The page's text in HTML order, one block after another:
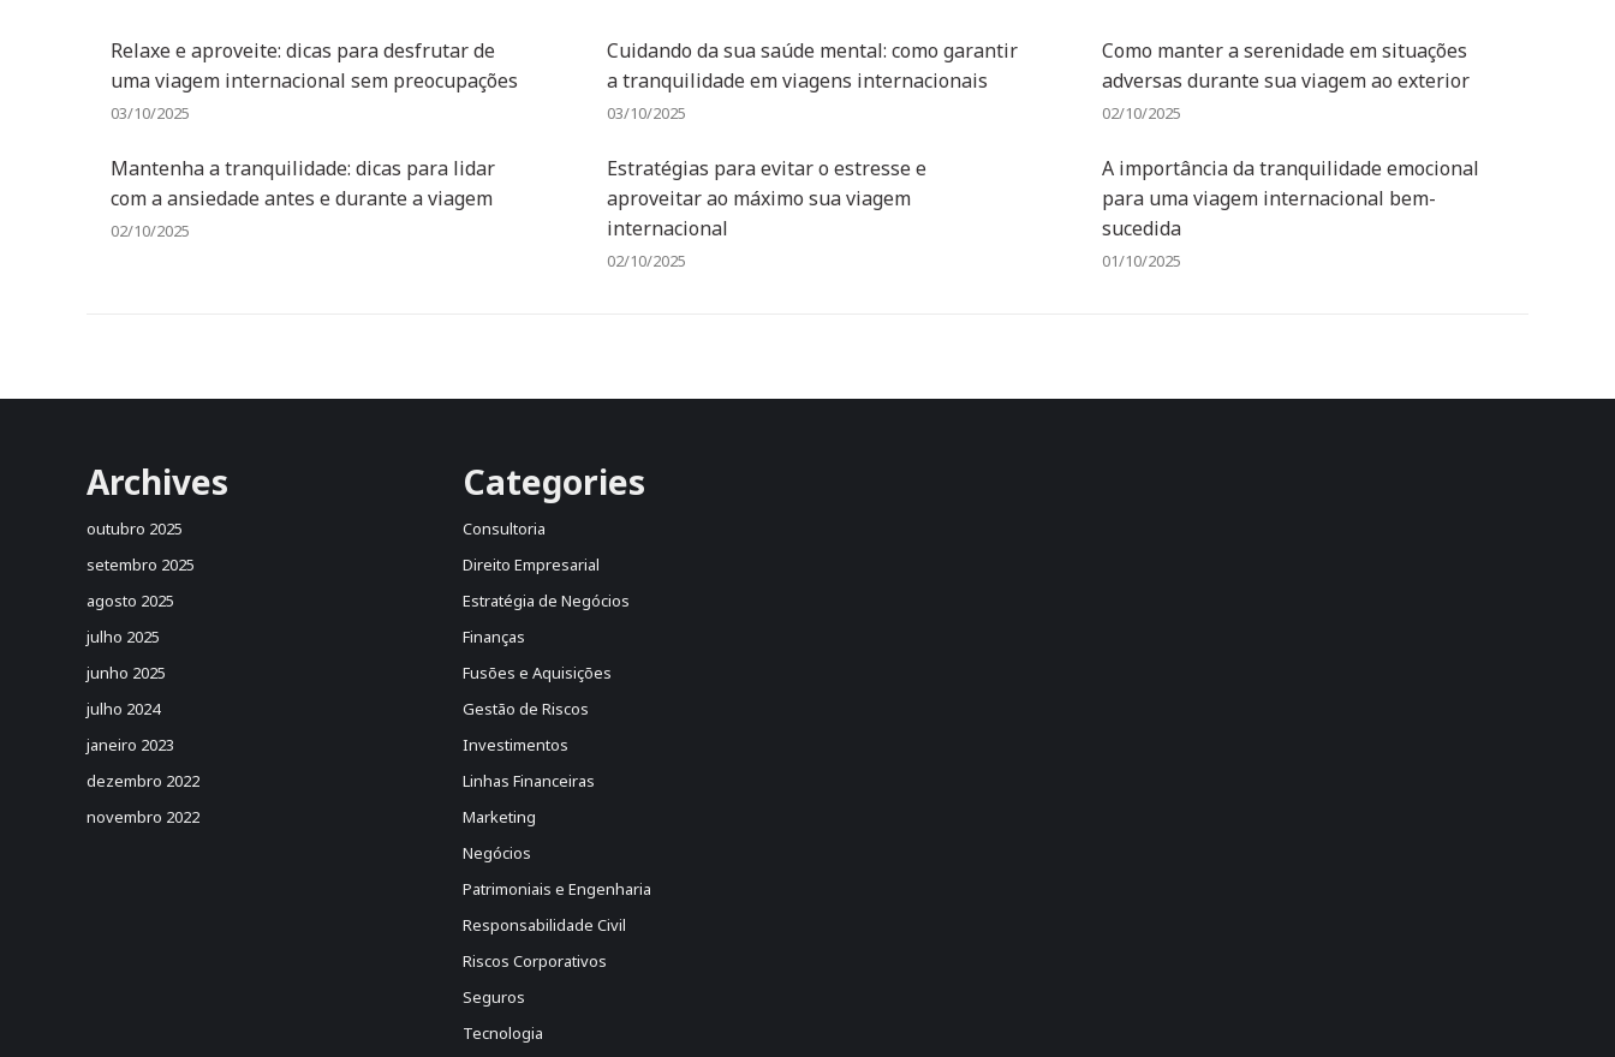
Relaxe e aproveite: dicas para desfrutar de
uma viagem internacional sem preocupações
03/10/2025
Cuidando da sua saúde mental: como garantir
a tranquilidade em viagens internacionais
03/10/2025
Como manter a serenidade em situações
adversas durante sua viagem ao exterior
02/10/2025
Mantenha a tranquilidade: dicas para lidar
com a ansiedade antes e durante a viagem
02/10/2025
Estratégias para evitar o estresse e
aproveitar ao máximo sua viagem
internacional
02/10/2025
A importância da tranquilidade emocional
para uma viagem internacional bem-
sucedida
01/10/2025
Archives
outubro 2025
setembro 2025
agosto 2025
julho 2025
junho 2025
julho 2024
janeiro 2023
dezembro 2022
novembro 2022
Categories
Consultoria
Direito Empresarial
Estratégia de Negócios
Finanças
Fusões e Aquisições
Gestão de Riscos
Investimentos
Linhas Financeiras
Marketing
Negócios
Patrimoniais e Engenharia
Responsabilidade Civil
Riscos Corporativos
Seguros
Tecnologia